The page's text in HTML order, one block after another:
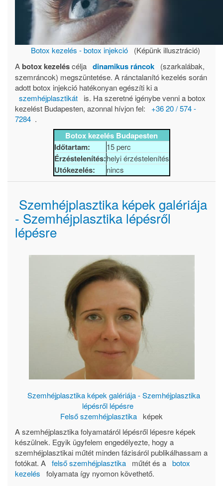
Botox kezelés - botox injekció
(Képünk illusztráció)
A botox kezeléscélja dinamikus ráncok
(szarkalábak,
szemráncok) megszüntetése. A ránctalanító kezelés során
adott botox injekció hatékonyan egészíti ki a
szemhéjplasztikát
is. Ha szeretné igénybe venni a botox
kezelést Budapesten, azonnal hívjon fel:
+36 20 / 574 -
7284 .
Botox kezelés Budapesten
Időtartam:
15 perc
Érzéstelenítés:helyi érzéstelenítés
Utókezelés: nincs
Szemhéjplasztika képek galériája
- Szemhéjplasztika lépésről
lépésre
Szemhéjplasztika képek galériája - Szemhéjplasztika
lépésről lépésre
Felső szemhéjplasztika képek
A szemhéjplasztika folyamatáról lépésről lépesre képek
készülnek. Egyik ügyfelem engedélyezte, hogy a
szemhéjplasztikai műtét minden fázisáról publikálhassam a
fotókat. A felső szemhéjplasztika műtét és a botox
kezelés
folyamata így nyomon követhető.